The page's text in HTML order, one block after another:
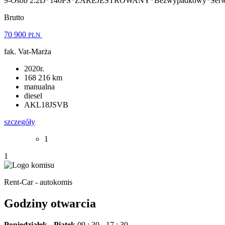
Brutto
70 900 PLN
fak. Vat-Marża
2020r.
168 216 km
manualna
diesel
AKL18JSVB
szczegóły
1
1
Rent-Car - autokomis
Godziny otwarcia